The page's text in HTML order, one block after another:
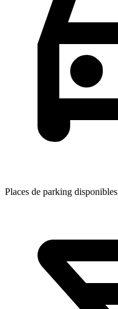
Places de parking disponibles